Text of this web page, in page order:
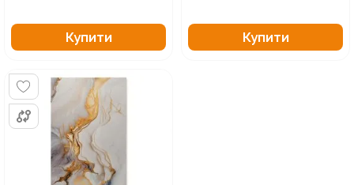
Купити Купити